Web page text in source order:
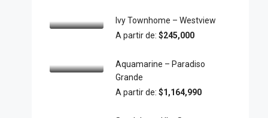
Ivy Townhome – Westview
A partir de: $245,000
Aquamarine – Paradiso
Grande
A partir de: $1,164,990